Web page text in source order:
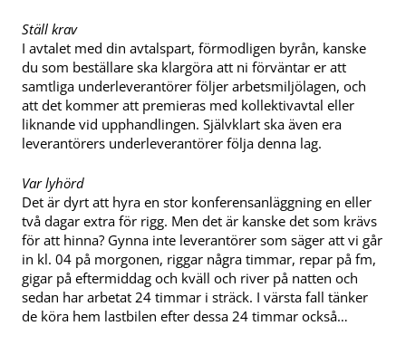
Ställ krav
I avtalet med din avtalspart, förmodligen byrån, kanske
du som beställare ska klargöra att ni förväntar er att
samtliga underleverantörer följer arbetsmiljölagen, och
att det kommer att premieras med kollektivavtal eller
liknande vid upphandlingen. Självklart ska även era
leverantörers underleverantörer följa denna lag.
Var lyhörd
Det är dyrt att hyra en stor konferensanläggning en eller
två dagar extra för rigg. Men det är kanske det som krävs
för att hinna? Gynna inte leverantörer som säger att vi går
in kl. 04 på morgonen, riggar några timmar, repar på fm,
gigar på eftermiddag och kväll och river på natten och
sedan har arbetat 24 timmar i sträck. I värsta fall tänker
de köra hem lastbilen efter dessa 24 timmar också…